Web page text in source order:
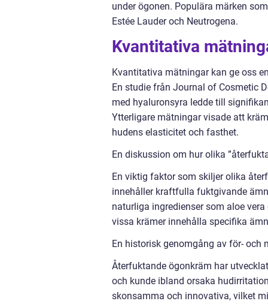
under ögonen. Populära märken
Estée Lauder och Neutrogena.
Kvantitativa
Kvantitativa mätningar kan ge oss
En studie från Journal of Cosmetic
med hyaluronsyra ledde till
Ytterligare mätningar visade att
hudens elasticitet och fasthet.
En diskussion om hur olika
En viktig faktor som skiljer olika
innehåller kraftfulla fuktgivande
naturliga ingredienser som aloe
vissa krämer innehålla specifika
En historisk genomgång av för- och
Återfuktande ögonkräm har
och kunde ibland orsaka
skonsamma och innovativa, vilket